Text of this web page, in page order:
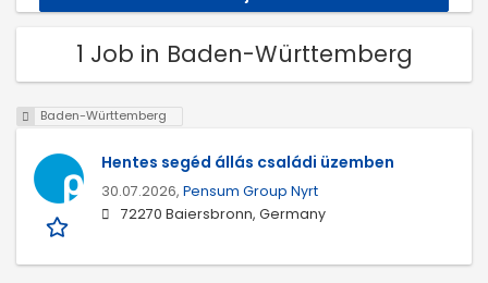
1 Job in Baden-Württemberg
Baden-Württemberg
Hentes segéd állás családi üzemben
30.07.2026, Pensum Group Nyrt
72270 Baiersbronn, Germany